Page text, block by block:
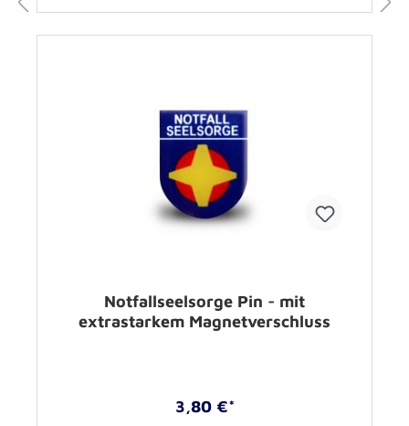
Notfallseelsorge Pin - mit
extrastarkem Magnetverschluss
3,80 €*